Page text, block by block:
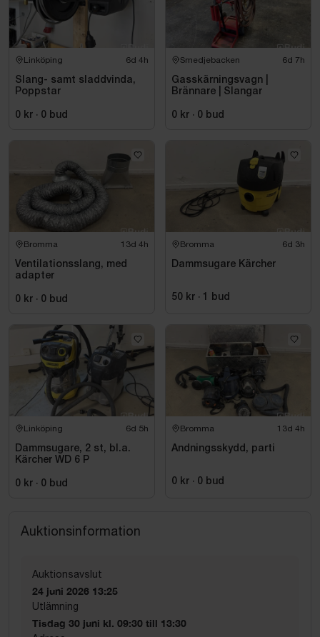
Linköping 6d 4h
Slang- samt sladdvinda,
Poppstar
0 kr · 0 bud
Smedjebacken 6d 7h
Gasskärningsvagn |
Brännare | Slangar
0 kr · 0 bud
Bromma 13d 4h
Ventilationsslang, med
adapter
0 kr · 0 bud
Bromma 6d 3h
Dammsugare Kärcher
50 kr · 1 bud
Linköping 6d 5h
Dammsugare, 2 st, bl.a.
Kärcher WD 6 P
0 kr · 0 bud
Bromma 13d 4h
Andningsskydd, parti
0 kr · 0 bud
Auktionsinformation
Auktionsavslut
24 juni 2026 13:25
Utlämning
Tisdag 30 juni kl. 09:30 till 13:30